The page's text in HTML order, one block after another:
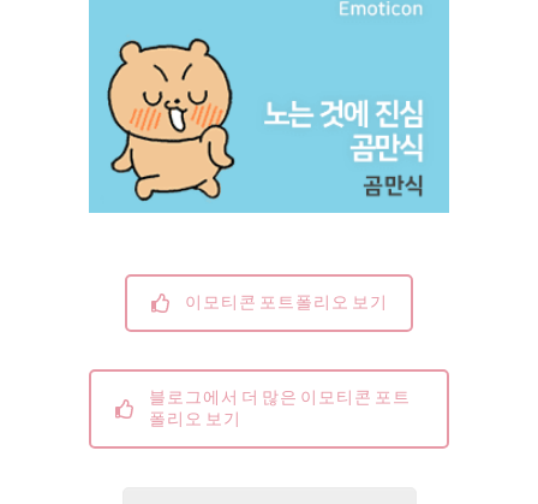
이모티콘 포트폴리오 보기
블로그에서 더 많은 이모티콘 포트
폴리오 보기